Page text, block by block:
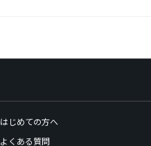
はじめての方へ
よくある質問